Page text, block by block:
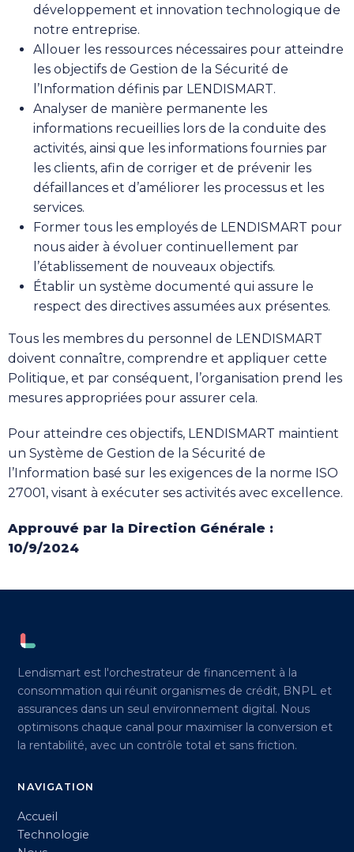
développement et innovation technologique de
notre entreprise.
Allouer les ressources nécessaires pour atteindre
les objectifs de Gestion de la Sécurité de
l’Information définis par LENDISMART.
Analyser de manière permanente les
informations recueillies lors de la conduite des
activités, ainsi que les informations fournies par
les clients, afin de corriger et de prévenir les
défaillances et d’améliorer les processus et les
services.
Former tous les employés de LENDISMART pour
nous aider à évoluer continuellement par
l’établissement de nouveaux objectifs.
Établir un système documenté qui assure le
respect des directives assumées aux présentes.
Tous les membres du personnel de LENDISMART
doivent connaître, comprendre et appliquer cette
Politique, et par conséquent, l’organisation prend les
mesures appropriées pour assurer cela.
Pour atteindre ces objectifs, LENDISMART maintient
un Système de Gestion de la Sécurité de
l’Information basé sur les exigences de la norme ISO
27001, visant à exécuter ses activités avec excellence.
Approuvé par la Direction Générale :
10/9/2024
Lendismart est l'orchestrateur de financement à la
consommation qui réunit organismes de crédit, BNPL et
assurances dans un seul environnement digital. Nous
optimisons chaque canal pour maximiser la conversion et
la rentabilité, avec un contrôle total et sans friction.
NAVIGATION
Accueil
Technologie